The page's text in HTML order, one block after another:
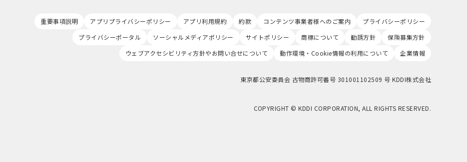
重要事項説明 アプリプライバシーポリシー アプリ利用規約 約款 コンテンツ事業者様へのご案内
プライバシーポリシー
プライバシーポータル
ソーシャルメディアポリシー サイトポリシー 商標について 勧誘方針
保険募集方針
ウェブアクセシビリティ方針やお問い合せについて
動作環境・Cookie情報の利用について 企業情報
東京都公安委員会 古物商許可番号 301001102509 号 KDDI株式会社
COPYRIGHT © KDDI CORPORATION, ALL RIGHTS RESERVED.